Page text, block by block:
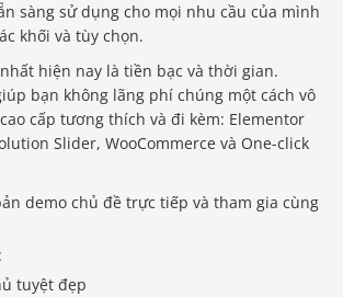
sàng sử dụng cho mọi nhu cầu của mình
khối và tùy chọn.
hiện nay là tiền bạc và thời gian.
bạn không lãng phí chúng một cách vô
cấp tương thích và đi kèm: Elementor
Slider, WooCommerce và One-click
demo chủ đề trực tiếp và tham gia cùng
tuyệt đẹp